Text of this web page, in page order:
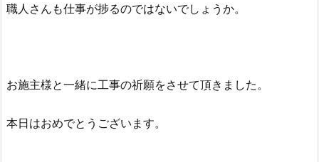
職人さんも仕事が捗るのではないでしょうか。
お施主様と一緒に工事の祈願をさせて頂きました。
本日はおめでとうございます。